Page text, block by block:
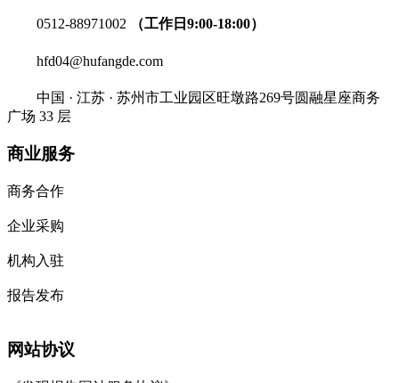
0512-88971002 （工作日9:00-18:00）
hfd04@hufangde.com
中国 · 江苏 · 苏州市工业园区旺墩路269号圆融星座商务
广场 33 层
商业服务
商务合作
企业采购
机构入驻
报告发布
网站协议